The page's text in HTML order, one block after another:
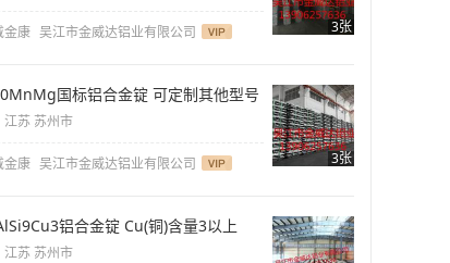
金康 吴江市金威达铝业有限公司 3张
国标铝合金锭 可定制其他型号
江苏 苏州市
金康 吴江市金威达铝业有限公司 3张
铝合金锭 Cu(铜)含量3以上
江苏 苏州市